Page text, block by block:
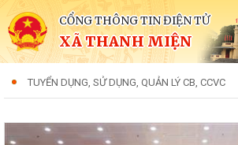
CỔNG THÔNG TIN ĐIỆN TỬ
XÃ THANH MIỆN
TUYỂN DỤNG, SỬ DỤNG, QUẢN LÝ CB, CCVC